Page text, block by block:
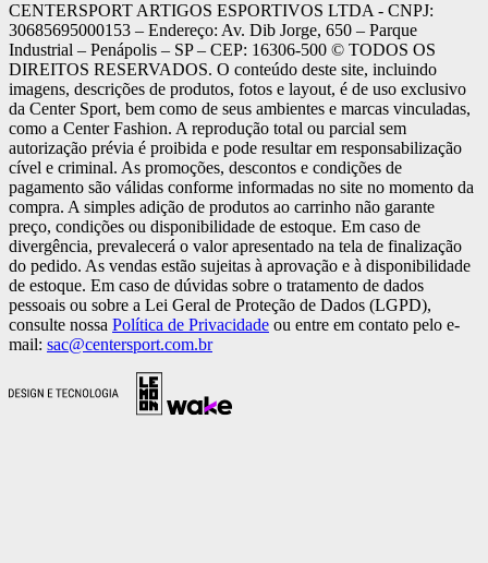
CENTERSPORT ARTIGOS ESPORTIVOS LTDA - CNPJ:
30685695000153 – Endereço: Av. Dib Jorge, 650 – Parque
Industrial – Penápolis – SP – CEP: 16306-500 ©️ TODOS OS
DIREITOS RESERVADOS. O conteúdo deste site, incluindo
imagens, descrições de produtos, fotos e layout, é de uso exclusivo
da Center Sport, bem como de seus ambientes e marcas vinculadas,
como a Center Fashion. A reprodução total ou parcial sem
autorização prévia é proibida e pode resultar em responsabilização
cível e criminal. As promoções, descontos e condições de
pagamento são válidas conforme informadas no site no momento da
compra. A simples adição de produtos ao carrinho não garante
preço, condições ou disponibilidade de estoque. Em caso de
divergência, prevalecerá o valor apresentado na tela de finalização
do pedido. As vendas estão sujeitas à aprovação e à disponibilidade
de estoque. Em caso de dúvidas sobre o tratamento de dados
pessoais ou sobre a Lei Geral de Proteção de Dados (LGPD),
consulte nossa Política de Privacidade ou entre em contato pelo e-
mail: sac@centersport.com.br